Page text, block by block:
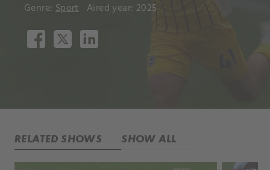
Genre: Sport Aired year: 2025
RELATED SHOWS SHOW ALL